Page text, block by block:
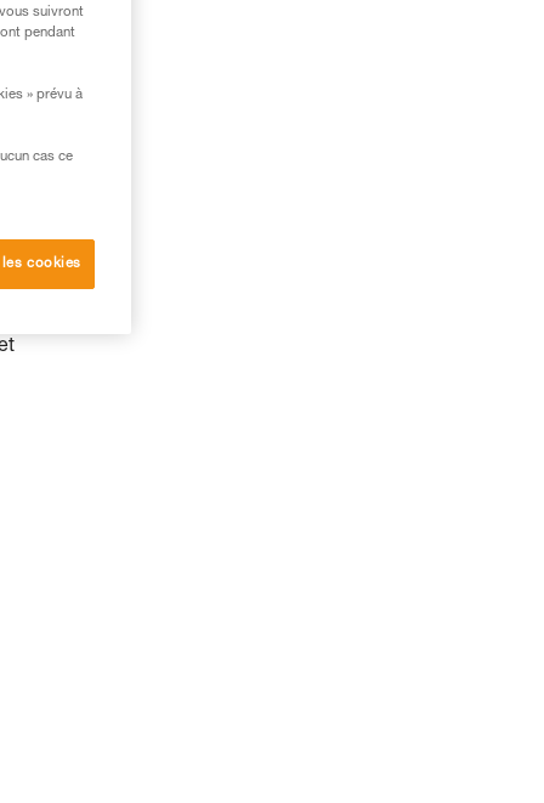
suivront
pendant
» prévu à
cas ce
cookies